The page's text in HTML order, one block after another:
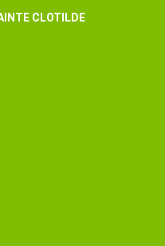
CLOTILDE